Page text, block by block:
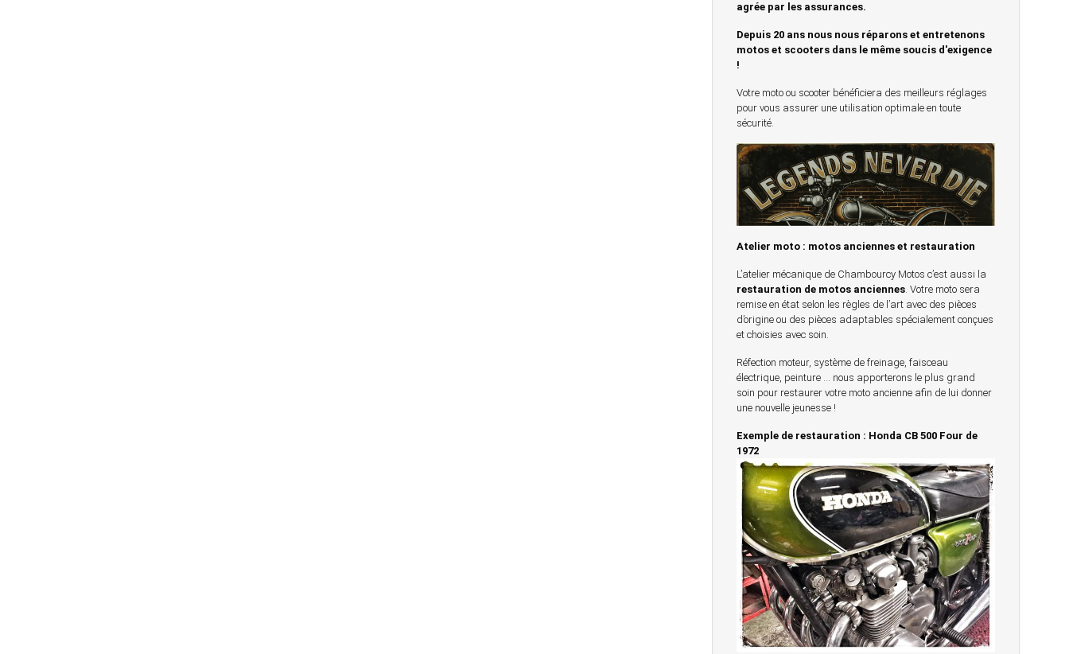
agrée par les assurances.
Depuis 20 ans nous nous réparons et entretenons
motos et scooters dans le même soucis d'exigence
!
Votre moto ou scooter bénéficiera des meilleurs réglages
pour vous assurer une utilisation optimale en toute
sécurité.
Atelier moto : motos anciennes et restauration
L’atelier mécanique de Chambourcy Motos c’est aussi la
restauration de motos anciennes. Votre moto sera
remise en état selon les règles de l’art avec des pièces
d’origine ou des pièces adaptables spécialement conçues
et choisies avec soin.
Réfection moteur, système de freinage, faisceau
électrique, peinture … nous apporterons le plus grand
soin pour restaurer votre moto ancienne afin de lui donner
une nouvelle jeunesse !
Exemple de restauration : Honda CB 500 Four de
1972